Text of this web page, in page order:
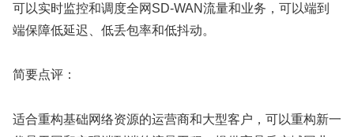
可以实时监控和调度全网SD-WAN流量和业务，可以端到
端保障低延迟、低丢包率和低抖动。
简要点评：
适合重构基础网络资源的运营商和大型客户，可以重构新一